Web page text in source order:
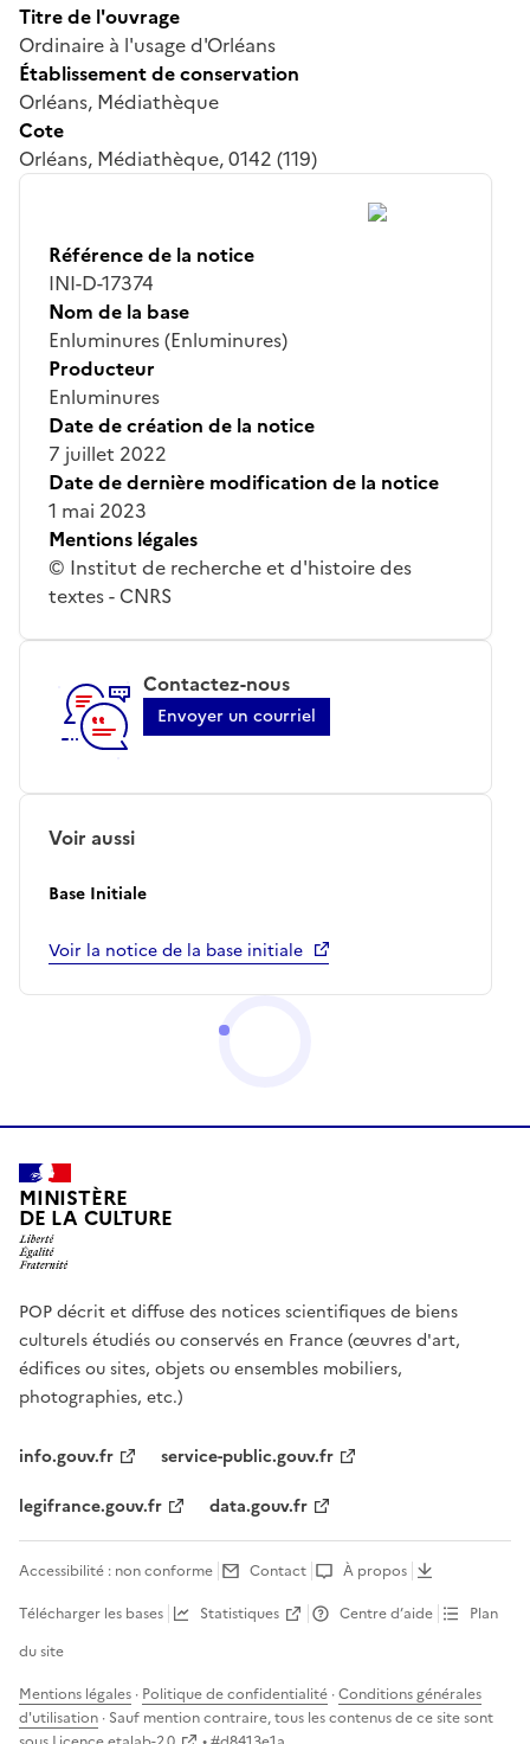
Titre de l'ouvrage
Ordinaire à l'usage d'Orléans
Établissement de conservation
Orléans, Médiathèque
Cote
Orléans, Médiathèque, 0142 (119)
Référence de la notice
INI-D-17374
Nom de la base
Enluminures (Enluminures)
Producteur
Enluminures
Date de création de la notice
7 juillet 2022
Date de dernière modification de la notice
1 mai 2023
Mentions légales
© Institut de recherche et d'histoire des
textes - CNRS
Contactez-nous
Envoyer un courriel
Voir aussi
Base Initiale
Voir la notice de la base initiale
MINISTÈRE
DE LA CULTURE
POP décrit et diffuse des notices scientifiques de biens
culturels étudiés ou conservés en France (œuvres d'art,
édifices ou sites, objets ou ensembles mobiliers,
photographies, etc.)
info.gouv.fr
service-public.gouv.fr
legifrance.gouv.fr
data.gouv.fr
Accessibilité : non conforme Contact
À propos
Télécharger les bases
Statistiques Centre d’aide
Plan
du site
Mentions légales · Politique de confidentialité ·Conditions générales
d'utilisation · Sauf mention contraire, tous les contenus de ce site sont